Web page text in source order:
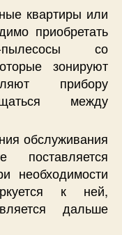
квартиры или
приобретать
пылесосы со
зонируют
прибору
между
обслуживания
поставляется
необходимости
к ней,
дальше